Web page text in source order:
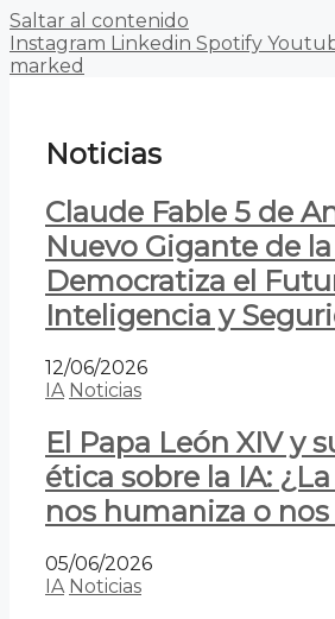
Saltar al contenido
Instagram Linkedin Spotify
marked
Noticias
Claude Fable 5 de
Nuevo Gigante de
Democratiza el
Inteligencia y
12/06/2026
IA Noticias
El Papa León XIV y
ética sobre la IA:
nos humaniza o
05/06/2026
IA Noticias